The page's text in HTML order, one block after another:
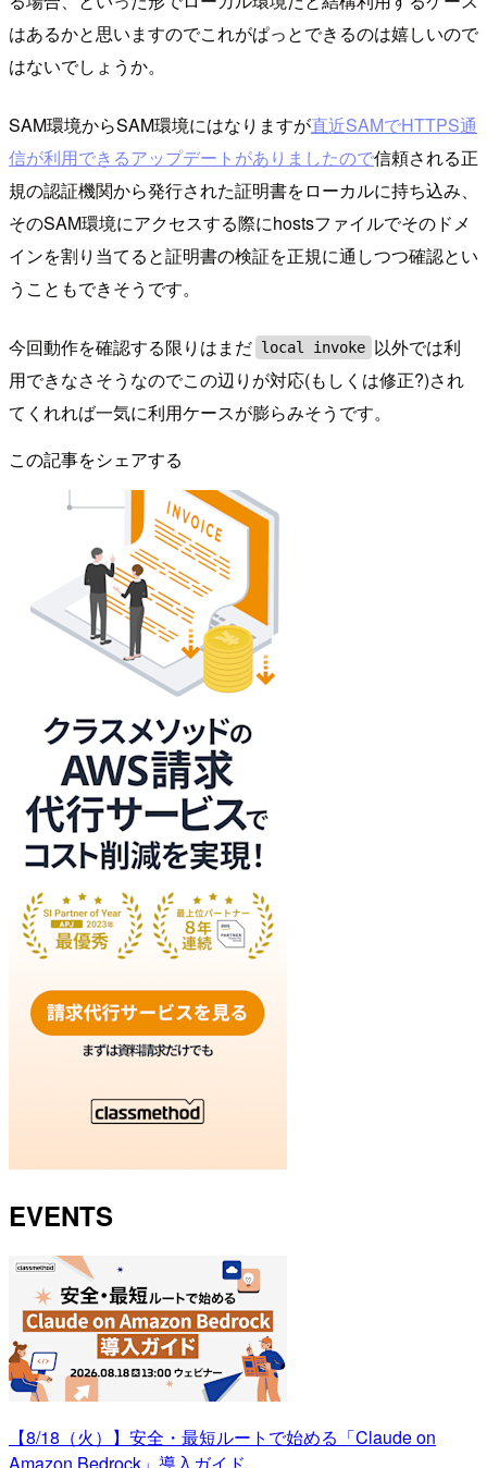
はあるかと思いますのでこれがぱっとできるのは嬉しいので
はないでしょうか。
SAM環境からSAM環境にはなりますが直近SAMでHTTPS通
信が利用できるアップデートがありましたので信頼される正
規の認証機関から発行された証明書をローカルに持ち込み、
そのSAM環境にアクセスする際にhostsファイルでそのドメ
インを割り当てると証明書の検証を正規に通しつつ確認とい
うこともできそうです。
今回動作を確認する限りはまだ local invoke 以外では利
用できなさそうなのでこの辺りが対応(もしくは修正?)され
てくれれば一気に利用ケースが膨らみそうです。
この記事をシェアする
EVENTS
【8/18（火）】安全・最短ルートで始める「Claude on
Amazon Bedrock」導入ガイド